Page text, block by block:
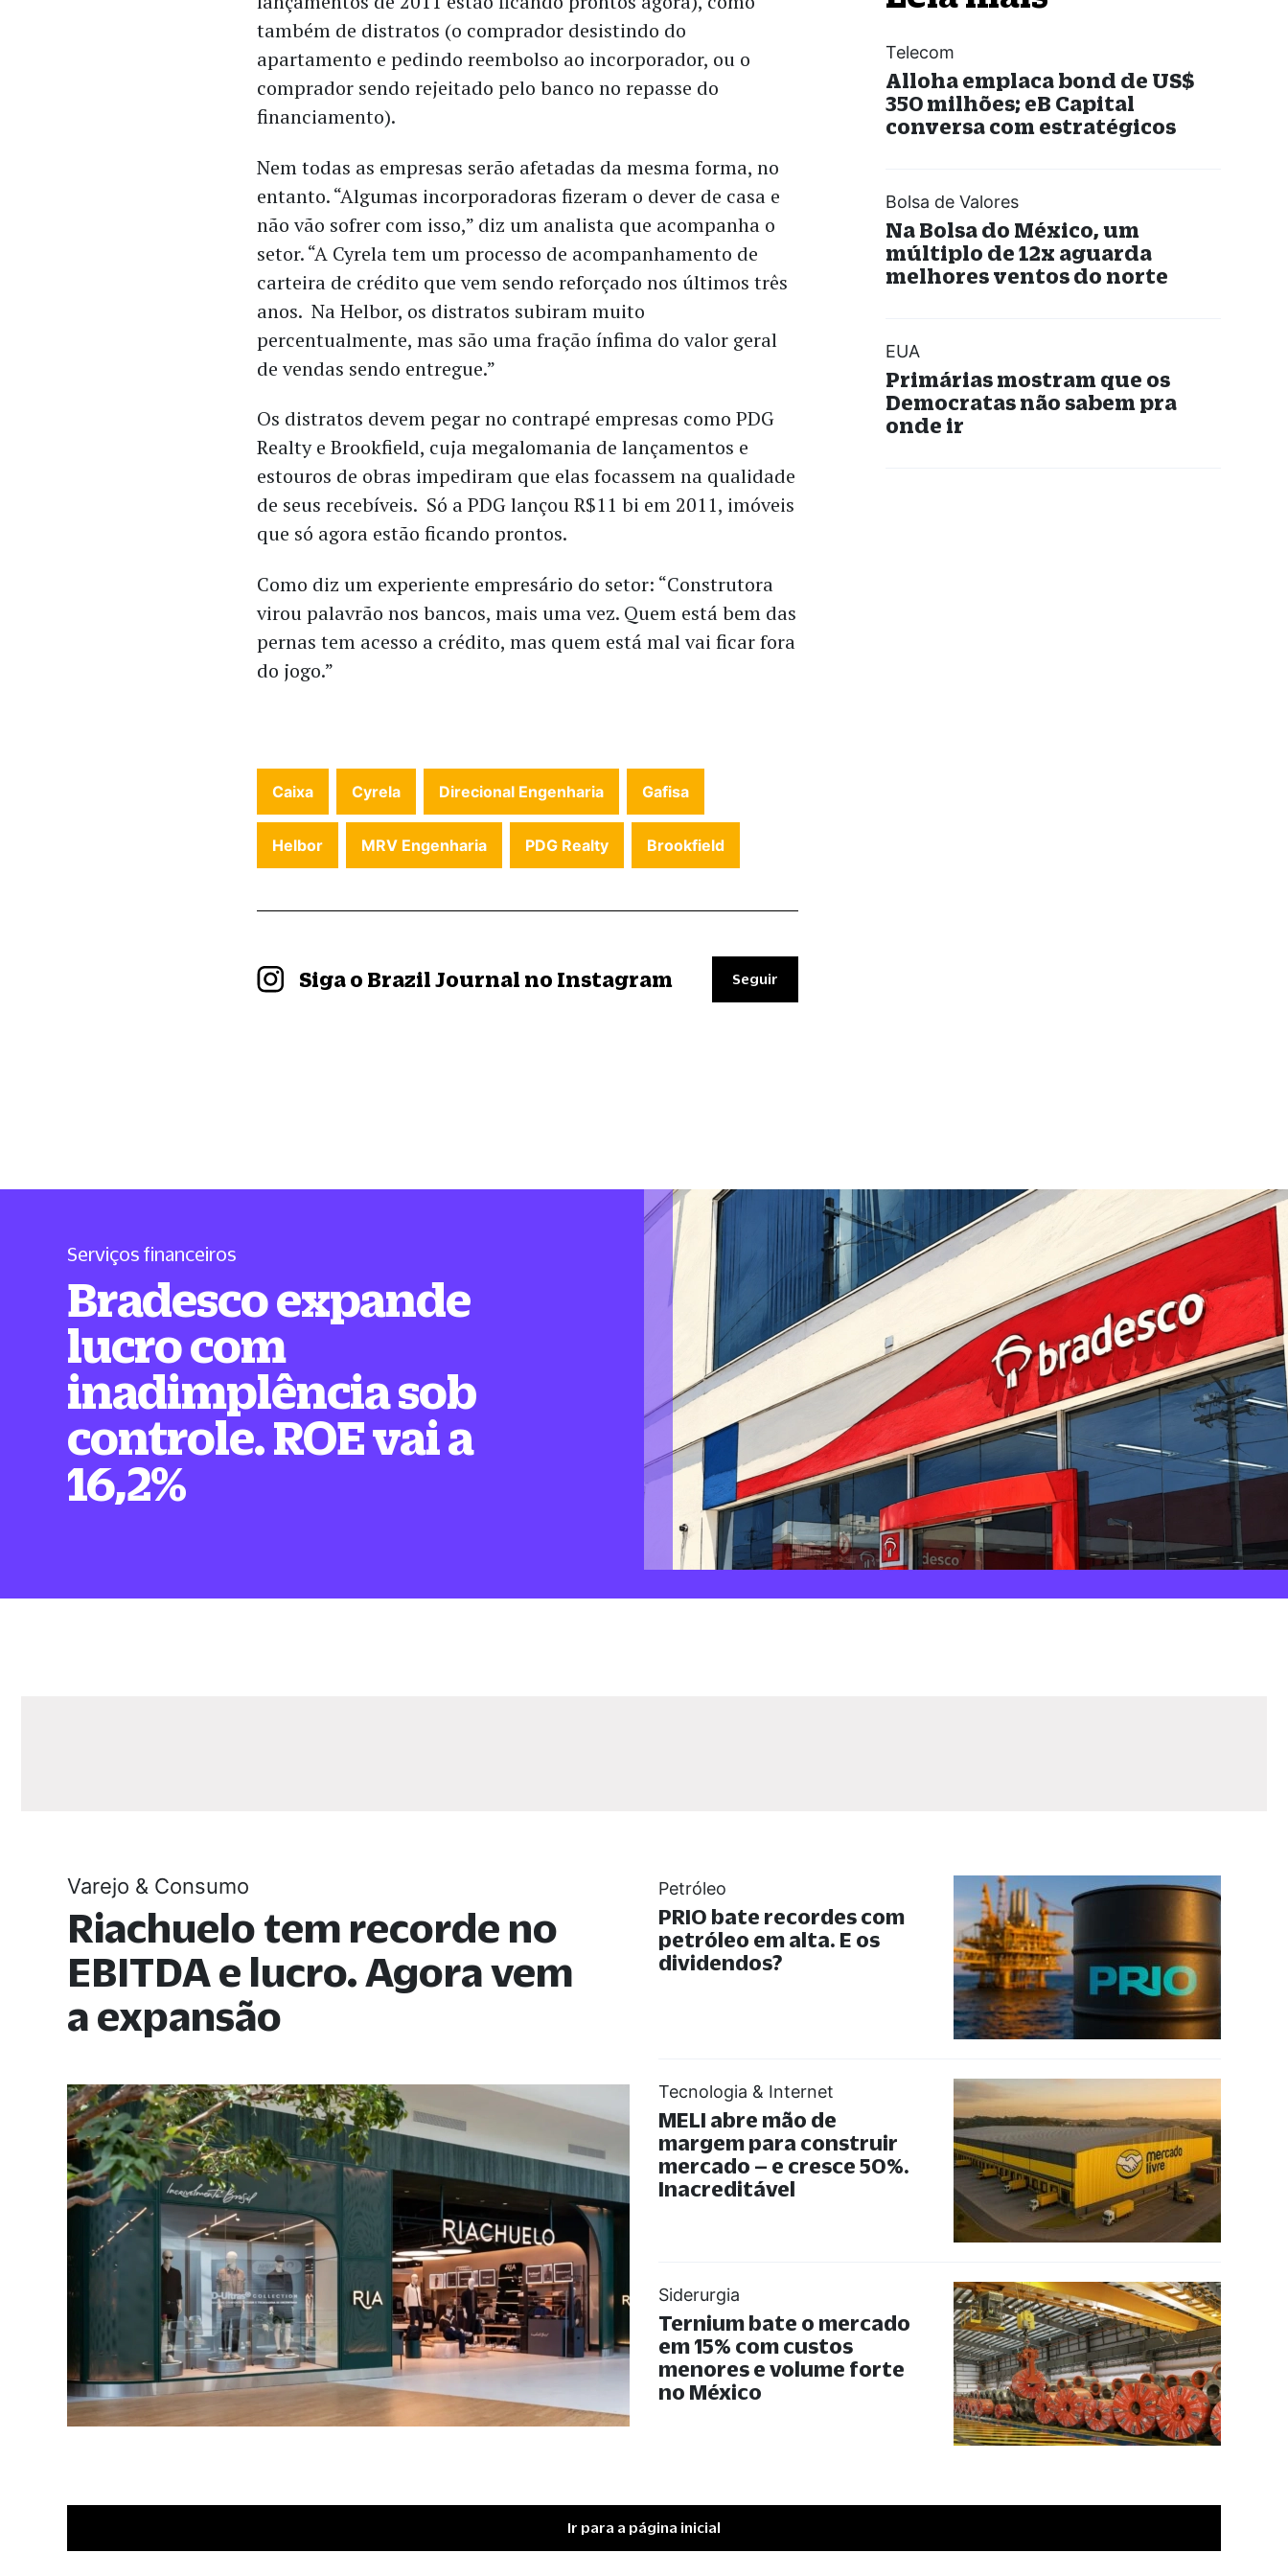
também de distratos (o comprador desistindo do
apartamento e pedindo reembolso ao incorporador, ou o
comprador sendo rejeitado pelo banco no repasse do
financiamento).
Nem todas as empresas serão afetadas da mesma forma, no
entanto. “Algumas incorporadoras fizeram o dever de casa e
não vão sofrer com isso,” diz um analista que acompanha o
setor. “A Cyrela tem um processo de acompanhamento de
carteira de crédito que vem sendo reforçado nos últimos três
anos. Na Helbor, os distratos subiram muito
percentualmente, mas são uma fração ínfima do valor geral
de vendas sendo entregue.”
Os distratos devem pegar no contrapé empresas como PDG
Realty e Brookfield, cuja megalomania de lançamentos e
estouros de obras impediram que elas focassem na qualidade
de seus recebíveis. Só a PDG lançou R$11 bi em 2011, imóveis
que só agora estão ficando prontos.
Como diz um experiente empresário do setor: “Construtora
virou palavrão nos bancos, mais uma vez. Quem está bem das
pernas tem acesso a crédito, mas quem está mal vai ficar fora
do jogo.”
Caixa Cyrela Direcional Engenharia Gafisa
Helbor MRV Engenharia PDG Realty Brookfield
Siga o Brazil Journal no Instagram Seguir
Telecom
Alloha emplaca bond de US$
350 milhões; eB Capital
conversa com estratégicos
Bolsa de Valores
Na Bolsa do México, um
múltiplo de 12x aguarda
melhores ventos do norte
EUA
Primárias mostram que os
Democratas não sabem pra
onde ir
Serviços financeiros
Bradesco expande
lucro com
inadimplência sob
controle. ROE vai a
16,2%
Varejo & Consumo
Riachuelo tem recorde no
EBITDA e lucro. Agora vem
a expansão
Petróleo
PRIO bate recordes com
petróleo em alta. E os
dividendos?
Tecnologia & Internet
MELI abre mão de
margem para construir
mercado – e cresce 50%.
Inacreditável
Siderurgia
Ternium bate o mercado
em 15% com custos
menores e volume forte
no México
Ir para a página inicial